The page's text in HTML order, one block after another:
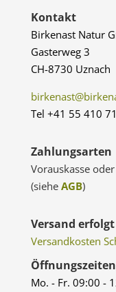
Kontakt
Birkenast Natur
Gasterweg 3
CH-8730 Uznach
Tel +41 55 410
Zahlungsarten
Vorauskasse
(siehe AGB)
Versand
Versandkosten
Öffnungszeiten
Mo. - Fr. 09:00 -